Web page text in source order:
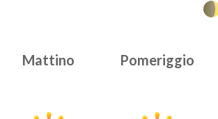
Mattino Pomeriggio